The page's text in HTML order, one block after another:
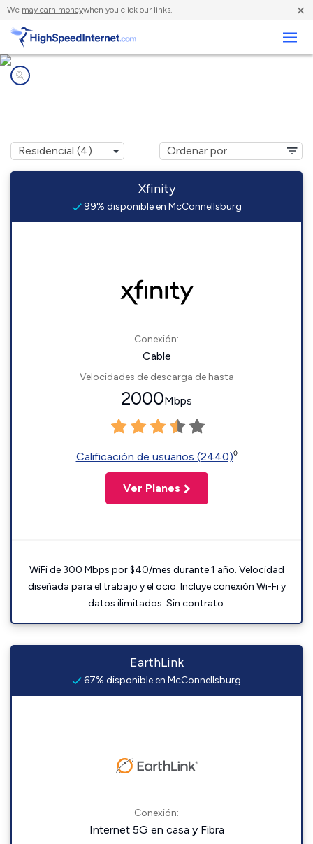
We may earn moneywhen you click our links. ×
Xfinity
99% disponible en McConnellsburg
Conexión:
Cable
Velocidades de descarga de hasta
2000Mbps
Calificación de usuarios (2440)◊
Ver Planes
WiFi de 300 Mbps por $40/mes durante 1 año. Velocidad
diseñada para el trabajo y el ocio. Incluye conexión Wi-Fi y
datos ilimitados. Sin contrato.
EarthLink
67% disponible en McConnellsburg
Conexión:
Internet 5G en casa y Fibra